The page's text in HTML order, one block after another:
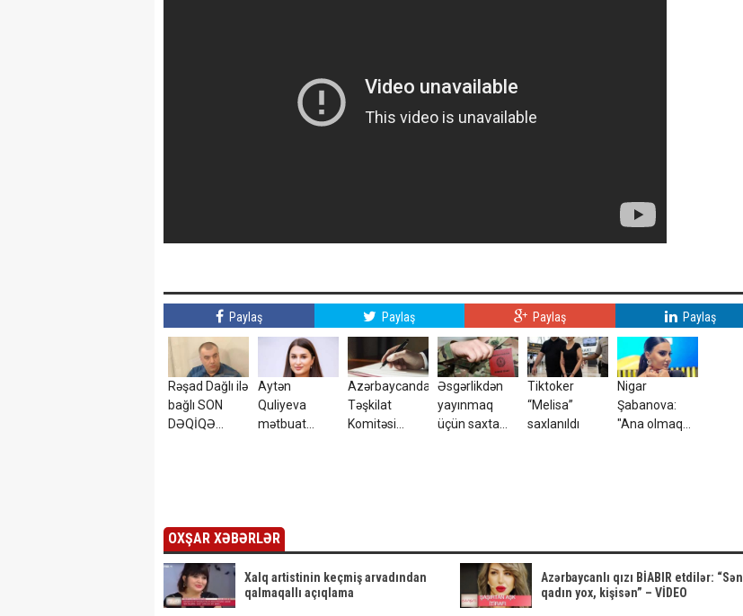
Paylaş Paylaş Paylaş Paylaş
Rəşad Dağlı ilə
bağlı SON
DƏQİQƏ
Aytən
Quliyeva
mətbuat
Azərbaycanda
Təşkilat
Komitəsi
Əsgərlikdən
yayınmaq
üçün saxta
Tiktoker
“Melisa”
saxlanıldı
Nigar
Şabanova:
"Ana olmaq
OXŞAR XƏBƏRLƏR
Xalq artistinin keçmiş arvadından
qalmaqallı açıqlama
Azərbaycanlı qızı BİABIR etdilər: “Sən
qadın yox, kişisən” – VİDEO